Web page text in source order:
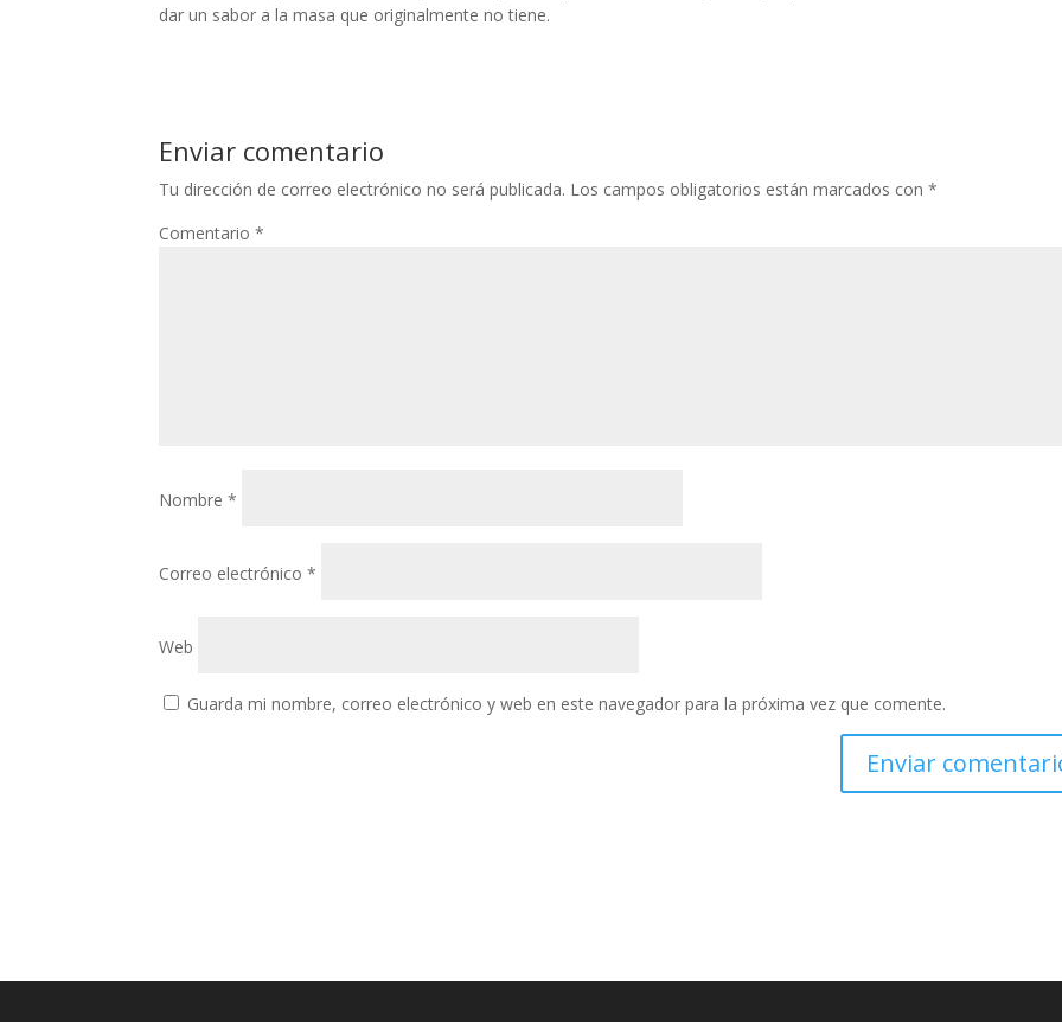
dar un sabor a la masa que originalmente no tiene.
Enviar comentario
Tu dirección de correo electrónico no será publicada. Los campos obligatorios están marcados con*
Comentario*
Nombre*
Correo electrónico*
Web
Guarda mi nombre, correo electrónico y web en este navegador para la próxima vez que comente.